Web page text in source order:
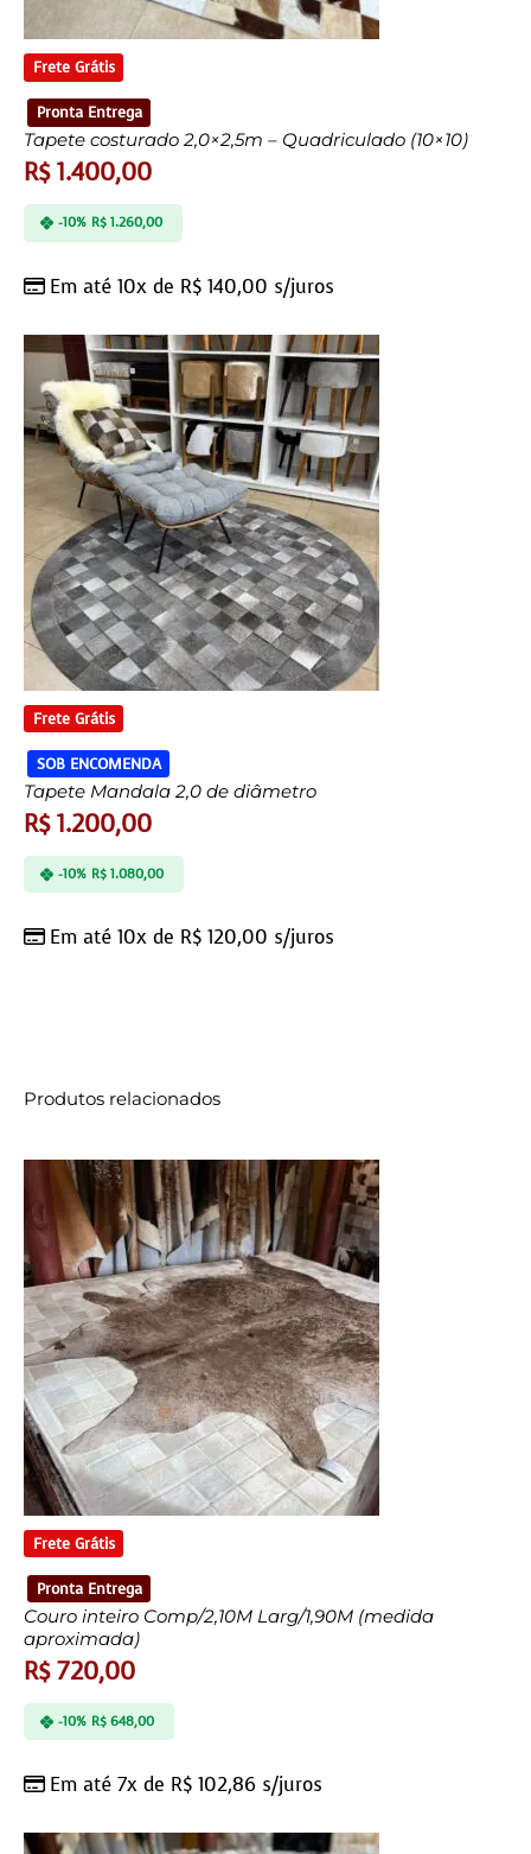
Frete Grátis
Pronta Entrega
Tapete costurado 2,0×2,5m – Quadriculado (10×10)
R$1.400,00
Em até 10x de R$ 140,00 s/juros
-10% R$1.260,00
Frete Grátis
SOB ENCOMENDA
Tapete Mandala 2,0 de diâmetro
R$1.200,00
Em até 10x de R$ 120,00 s/juros
-10% R$1.080,00
Produtos relacionados
Frete Grátis
Pronta Entrega
Couro inteiro Comp/2,10M Larg/1,90M (medida
aproximada)
R$720,00
Em até 7x de R$ 102,86 s/juros
-10% R$648,00